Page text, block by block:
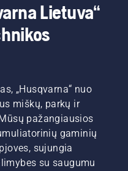
Lietuva“
„Husqvarna“ nuo
miškų, parkų ir
pažangiausios
gaminių
sujungia
su saugumu